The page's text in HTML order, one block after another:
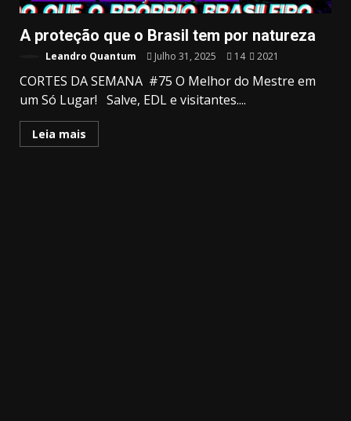
A proteção que o Brasil tem por natureza
Leandro Quantum Julho 31, 2025 14 2021
CORTES DA SEMANA #75 O Melhor do Mestre em
um Só Lugar! Salve, EDL e visitantes....
Leia mais